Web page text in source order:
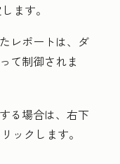
ます。
レポートは、ダ
て制御されま
る場合は、右下
ックします。